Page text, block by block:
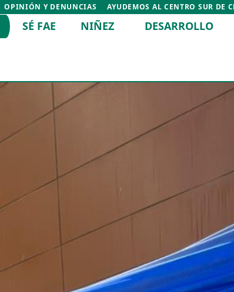
OPINIÓN Y DENUNCIAS AYUDEMOS AL CENTRO SUR DE
SÉ FAE NIÑEZ DESARROLLO